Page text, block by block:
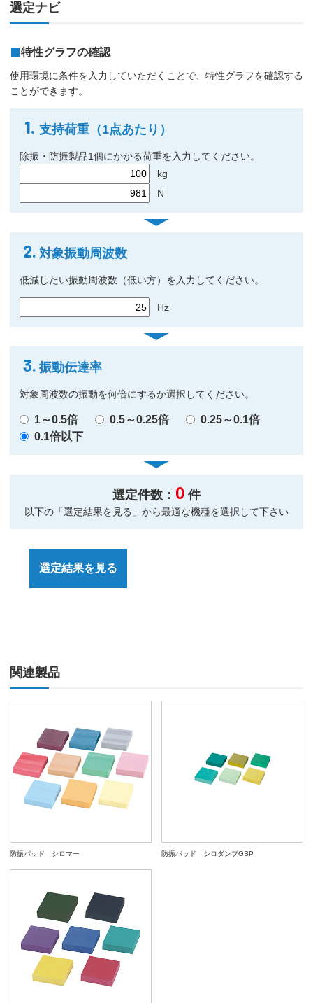
選定ナビ
特性グラフの確認
使用環境に条件を入力していただくことで、特性グラフを確認する
ことができます。
1. 支持荷重（1点あたり）
除振・防振製品1個にかかる荷重を入力してください。
kg
N
2. 対象振動周波数
低減したい振動周波数（低い方）を入力してください。
Hz
3. 振動伝達率
対象周波数の振動を何倍にするか選択してください。
1～0.5倍 0.5～0.25倍
0.25～0.1倍
0.1倍以下
選定件数： 0 件
以下の「選定結果を見る」から最適な機種を選択して下さい
選定結果を見る
関連製品
防振パッド シロマー 防振パッド シロダンプGSP